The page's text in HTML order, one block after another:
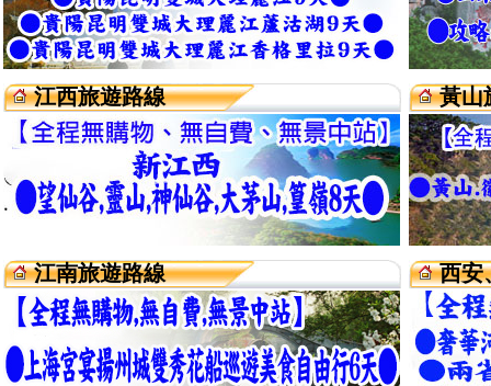
江西旅遊路線 黃山
江南旅遊路線 西安